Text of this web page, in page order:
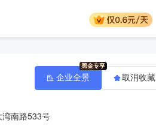
南路533号
企业全景 取消收藏